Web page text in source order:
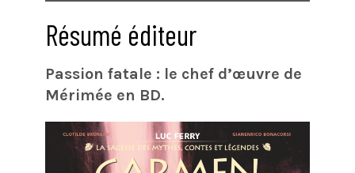
Résumé éditeur
Passion fatale : le chef d’œuvre de
Mérimée en BD.